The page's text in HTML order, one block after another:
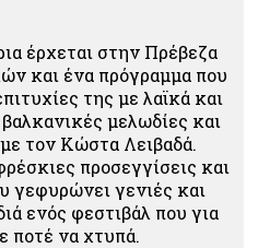
έρχεται στην Πρέβεζα
και ένα πρόγραμμα που
της με λαϊκά και
μελωδίες και
τον Κώστα Λειβαδά.
προσεγγίσεις και
γεφυρώνει γενιές και
ενός φεστιβάλ που για
ποτέ να χτυπά.